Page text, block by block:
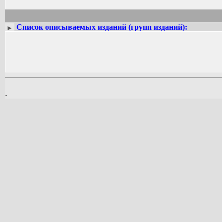
► Список описываемых изданий (групп изданий):
.